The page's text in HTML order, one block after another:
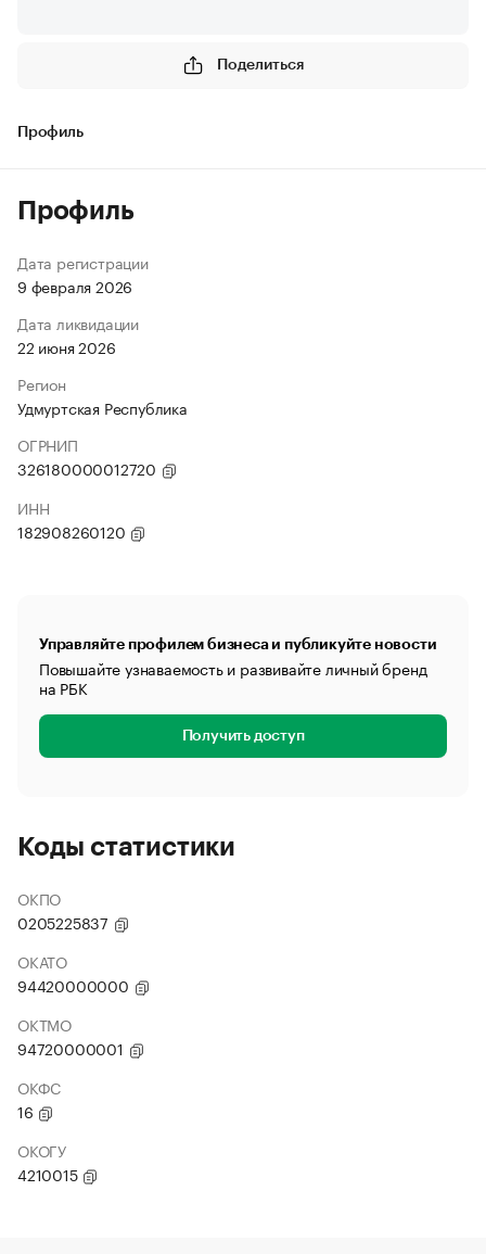
Поделиться
Профиль
Профиль
Дата регистрации
9 февраля 2026
Дата ликвидации
22 июня 2026
Регион
Удмуртская Республика
ОГРНИП
326180000012720
ИНН
182908260120
Управляйте профилем бизнеса и публикуйте новости
Повышайте узнаваемость и развивайте личный бренд
на РБК
Получить доступ
Коды статистики
ОКПО
0205225837
ОКАТО
94420000000
ОКТМО
94720000001
ОКФС
16
ОКОГУ
4210015